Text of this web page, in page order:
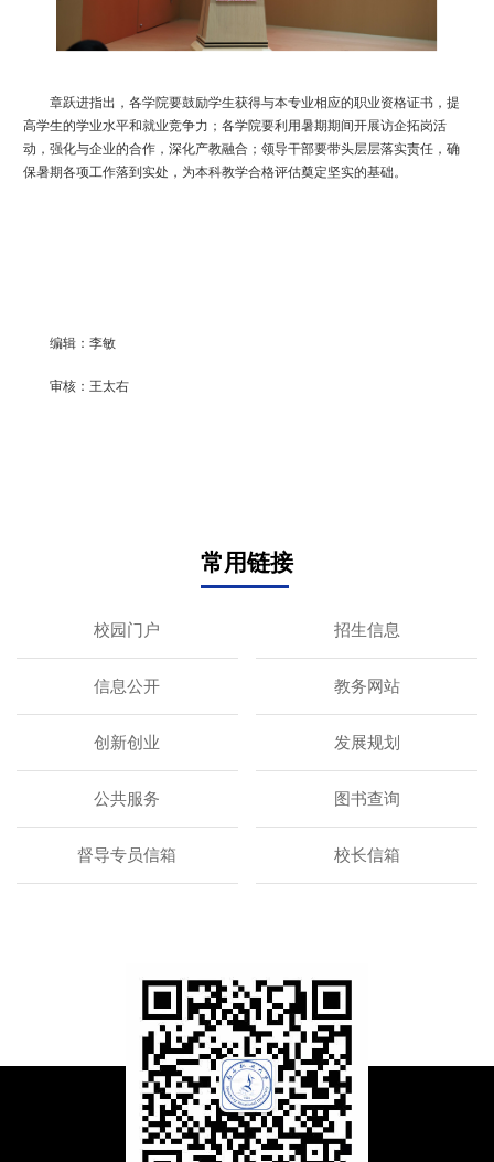
章跃进指出，各学院要鼓励学生获得与本专业相应的职业资格证书，提
高学生的学业水平和就业竞争力；各学院要利用暑期期间开展访企拓岗活
动，强化与企业的合作，深化产教融合；领导干部要带头层层落实责任，确
保暑期各项工作落到实处，为本科教学合格评估奠定坚实的基础。
编辑：李敏
审核：王太右
常用链接
校园门户 招生信息
信息公开 教务网站
创新创业 发展规划
公共服务 图书查询
督导专员信箱 校长信箱